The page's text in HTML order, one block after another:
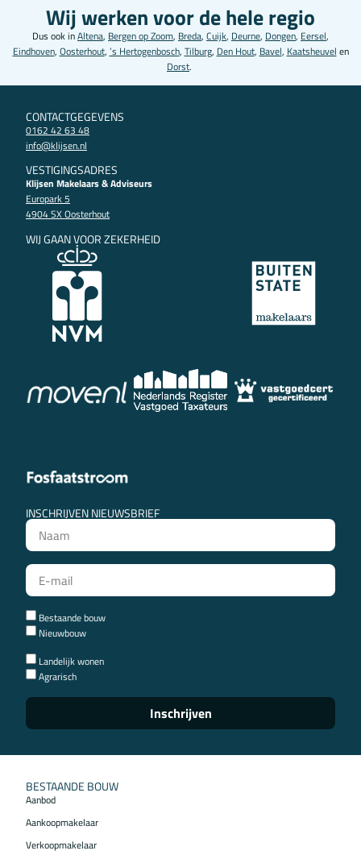
Wij werken voor de hele regio
Dus ook inAltena, Bergen op Zoom, Breda, Cuijk, Deurne, Dongen, Eersel,
Eindhoven, Oosterhout, ’s Hertogenbosch, Tilburg, Den Hout, Bavel, Kaatsheuvel en
Dorst.
CONTACTGEGEVENS
0162 42 63 48
info@klijsen.nl
VESTIGINGSADRES
Klijsen Makelaars & Adviseurs
Europark 5
4904 SX Oosterhout
WIJ GAAN VOOR ZEKERHEID
INSCHRIJVEN NIEUWSBRIEF
Bestaande bouw
Nieuwbouw
Landelijk wonen
Agrarisch
Inschrijven
BESTAANDE BOUW
Aanbod
Aankoopmakelaar
Verkoopmakelaar